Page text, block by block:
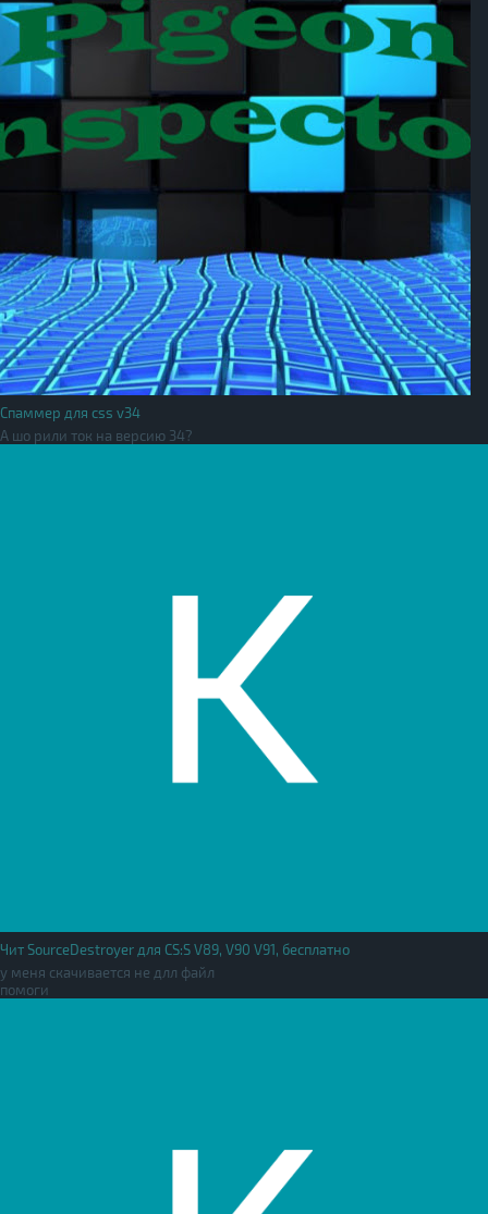
Спаммер для css v34
А шо рили ток на версию 34?
Чит SourceDestroyer для CS:S V89, V90 V91, бесплатно
у меня скачивается не длл файл
помоги